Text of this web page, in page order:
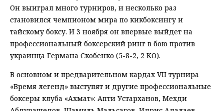
Он выиграл много турниров, и несколько раз
становился чемпионом мира по кикбоксингу и
тайскому боксу. И 3 ноября он впервые выйдет на
профессиональный боксерский ринг в бою против
украинца Германа Скобенко (5-8-2, 2 КО).
В основном и предварительном кардах VII турнира
«Время легенд» выступят и другие профессиональные
боксеры клуба «Ахмат»: Апти Устарханов, Мехди